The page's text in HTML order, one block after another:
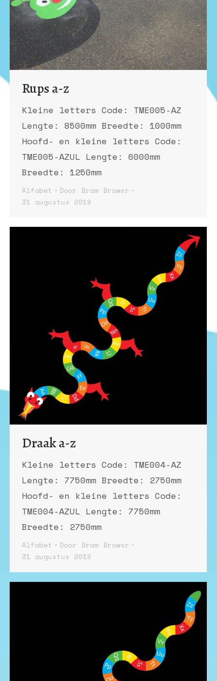
Rups a-z
Kleine letters Code: TME005-AZ
Lengte: 8500mm Breedte: 1000mm
Hoofd- en kleine letters Code:
TME005-AZUL Lengte: 6000mm
Breedte: 1250mm
Alfabet Door Bram Browsr
31 augustus 2019
Draak a-z
Kleine letters Code: TME004-AZ
Lengte: 7750mm Breedte: 2750mm
Hoofd- en kleine letters Code:
TME004-AZUL Lengte: 7750mm
Breedte: 2750mm
Alfabet Door Bram Browsr
31 augustus 2019